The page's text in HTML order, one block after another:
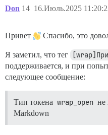
Don 16.Июль.2025
14
Привет Спасибо, это
Я заметил, что тег
поддерживается, и при
следующее сообщение:
Тип токена wrap_open не
Markdown